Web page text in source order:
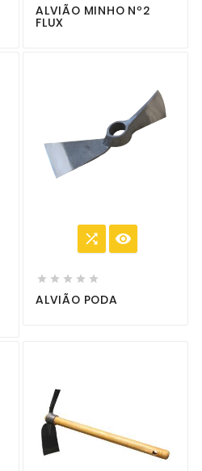
ALVIÃO MINHO Nº2
FLUX
 
    
ALVIÃO PODA